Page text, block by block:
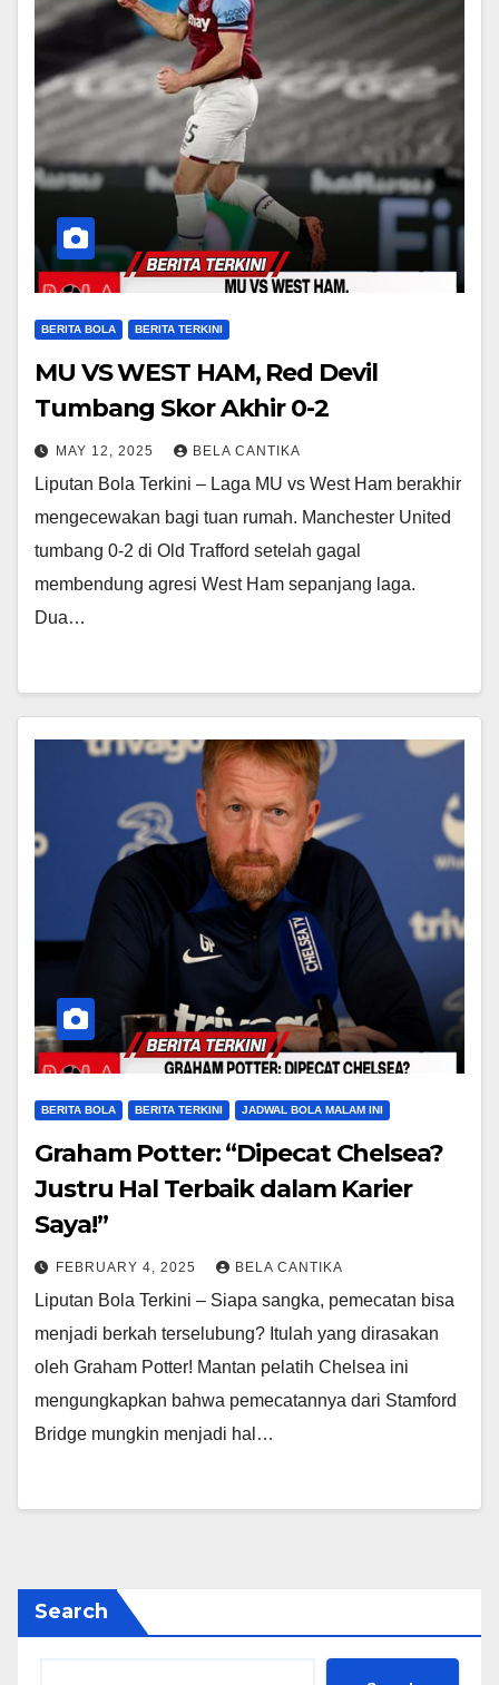
BERITA BOLA BERITA TERKINI
MU VS WEST HAM, Red Devil
Tumbang Skor Akhir 0-2
MAY 12, 2025 BELA CANTIKA
Liputan Bola Terkini – Laga MU vs West Ham berakhir
mengecewakan bagi tuan rumah. Manchester United
tumbang 0-2 di Old Trafford setelah gagal
membendung agresi West Ham sepanjang laga.
Dua…
BERITA BOLA BERITA TERKINI JADWAL BOLA MALAM INI
Graham Potter: “Dipecat Chelsea?
Justru Hal Terbaik dalam Karier
Saya!”
FEBRUARY 4, 2025 BELA CANTIKA
Liputan Bola Terkini – Siapa sangka, pemecatan bisa
menjadi berkah terselubung? Itulah yang dirasakan
oleh Graham Potter! Mantan pelatih Chelsea ini
mengungkapkan bahwa pemecatannya dari Stamford
Bridge mungkin menjadi hal…
Search